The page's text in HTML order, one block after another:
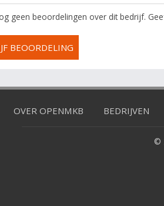
geen beoordelingen over dit bedrijf.
BEOORDELING
OVER OPENMKB BEDRIJVEN
©